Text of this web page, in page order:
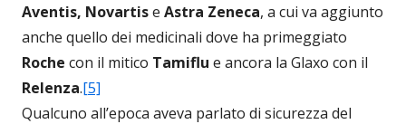
Aventis, Novartise Astra Zeneca, a cui va aggiunto
anche quello dei medicinali dove ha primeggiato
Roche con il mitico Tamiflu e ancora la Glaxo con il
Relenza.[5]
Qualcuno all’epoca aveva parlato di sicurezza del